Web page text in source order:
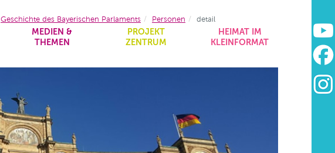
MEDIEN &
THEMEN
PROJEKT
ZENTRUM
HEIMAT IM
KLEINFORMAT
Geschichte des Bayerischen Parlaments Personen detail